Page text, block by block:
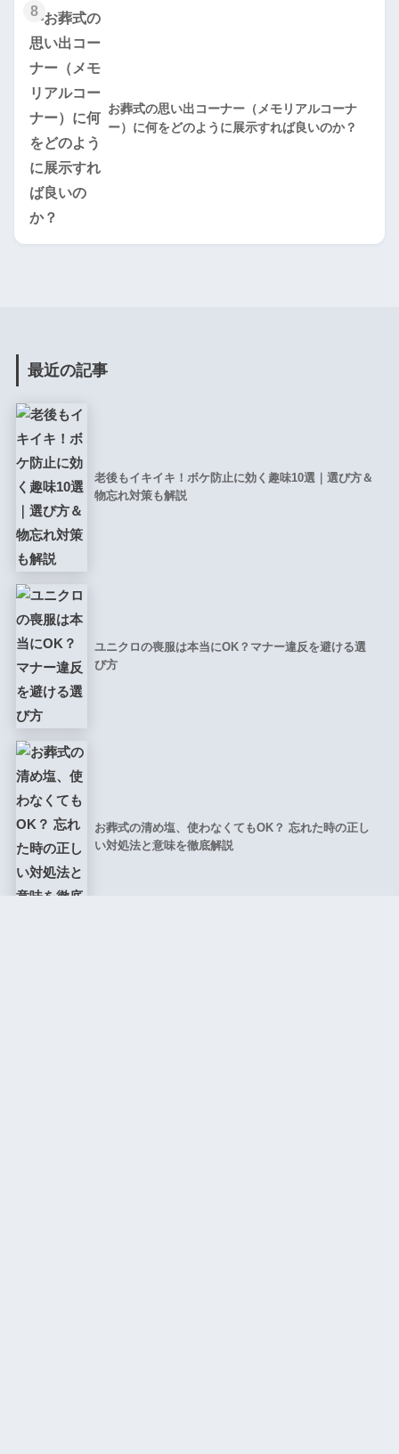
8
お葬式の思い出コーナー（メモリアルコーナ
ー）に何をどのように展示すれば良いのか？
最近の記事
老後もイキイキ！ボケ防止に効く趣味10選｜選び方＆
物忘れ対策も解説
ユニクロの喪服は本当にOK？マナー違反を避ける選
び方
お葬式の清め塩、使わなくてもOK？ 忘れた時の正し
い対処法と意味を徹底解説